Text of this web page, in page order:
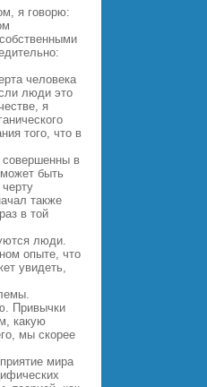
я говорю:
человека
люди это
я
того, что в
совершенны в
быть
также
в той
люди.
опыте, что
увидеть,
Привычки
какую
мы скорее
мира